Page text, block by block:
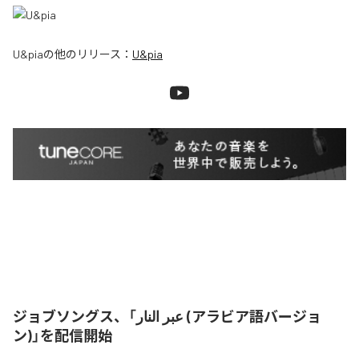
U&piaの他のリリース： U&pia
ジョブソングス、「عبر النار (アラビア語バージョ
ン)」を配信開始